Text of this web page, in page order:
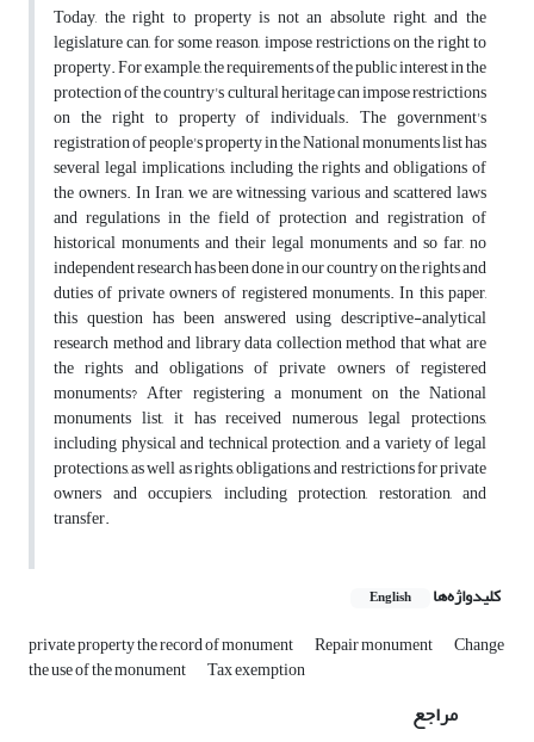
Today, the right to property is not an absolute right, and the
legislature can, for some reason, impose restrictions on the right to
property. For example, the requirements of the public interest in the
protection of the country's cultural heritage can impose restrictions
on the right to property of individuals. The government's
registration of people's property in the National monuments list has
several legal implications, including the rights and obligations of
the owners. In Iran, we are witnessing various and scattered laws
and regulations in the field of protection and registration of
historical monuments and their legal monuments and so far, no
independent research has been done in our country on the rights and
duties of private owners of registered monuments. In this paper,
this question has been answered using descriptive-analytical
research method and library data collection method that what are
the rights and obligations of private owners of registered
monuments? After registering a monument on the National
monuments list, it has received numerous legal protections,
including physical and technical protection, and a variety of legal
protections, as well as rights, obligations, and restrictions for private
owners and occupiers, including protection, restoration, and
transfer.
کلیدواژه‌ها English
private property the record of monument Repair monument Change
the use of the monument Tax exemption
مراجع